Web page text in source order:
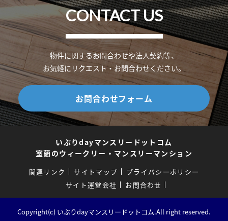
CONTACT US
物件に関するお問合わせや法人契約等、
お気軽にリクエスト・お問合わせください。
お問合わせフォーム
いぶりdayマンスリードットコム
室蘭のウィークリー・マンスリーマンション
関連リンク サイトマップ
プライバシーポリシー
サイト運営会社
お問合わせ
Copyright(c) いぶりdayマンスリードットコム.All right reserved.